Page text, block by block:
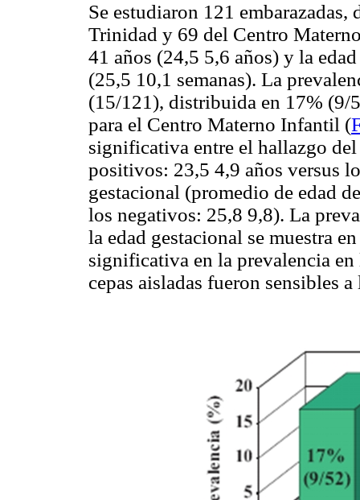
Se estudiaron 121
Trinidad y 69 del Centro
41 años (24,5 5,6 años) y la
(25,5 10,1 semanas). La
(15/121), distribuida en 17%
para el Centro Materno Infantil (
significativa entre el hallazgo
positivos: 23,5 4,9 años versus
gestacional (promedio de edad
los negativos: 25,8 9,8). La
la edad gestacional se muestra
significativa en la prevalencia en
cepas aisladas fueron sensibles